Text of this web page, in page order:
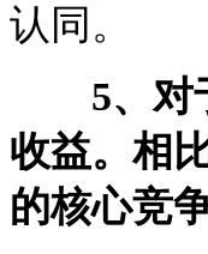
认同。
5、对于
收益。相
的核心竞